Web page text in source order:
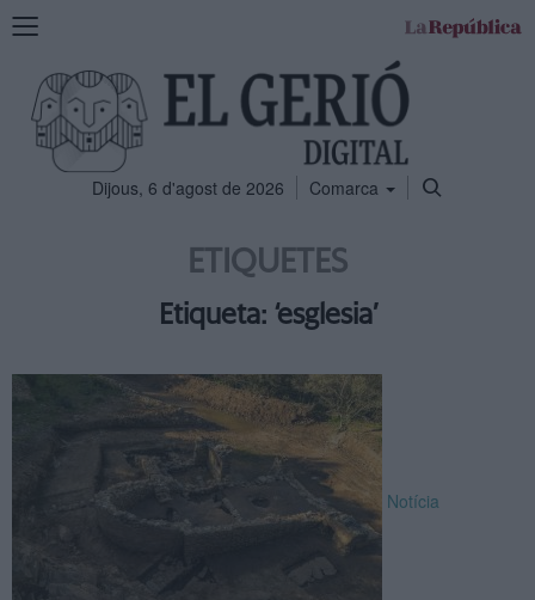
Mostra
navegació
Dijous, 6 d'agost de 2026 Comarca
ETIQUETES
Etiqueta: ‘esglesia’
Notícia